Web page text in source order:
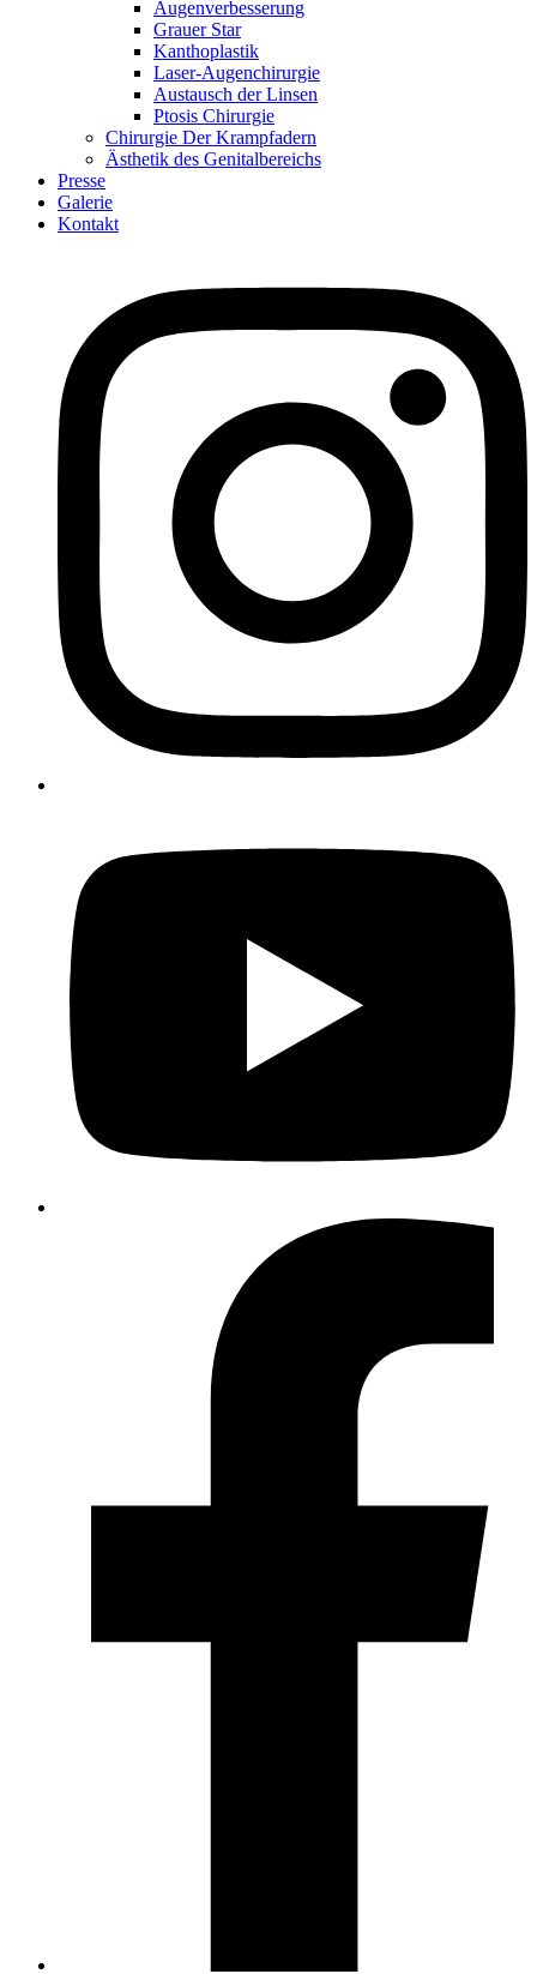
Augenverbesserung
Grauer Star
Kanthoplastik
Laser-Augenchirurgie
Austausch der Linsen
Ptosis Chirurgie
Chirurgie Der Krampfadern
Ästhetik des Genitalbereichs
Presse
Galerie
Kontakt